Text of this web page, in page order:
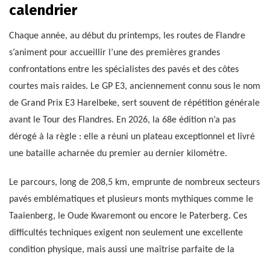
calendrier
Chaque année, au début du printemps, les routes de Flandre
s’animent pour accueillir l’une des premières grandes
confrontations entre les spécialistes des pavés et des côtes
courtes mais raides. Le GP E3, anciennement connu sous le nom
de Grand Prix E3 Harelbeke, sert souvent de répétition générale
avant le Tour des Flandres. En 2026, la 68e édition n’a pas
dérogé à la règle : elle a réuni un plateau exceptionnel et livré
une bataille acharnée du premier au dernier kilomètre.
Le parcours, long de 208,5 km, emprunte de nombreux secteurs
pavés emblématiques et plusieurs monts mythiques comme le
Taaienberg, le Oude Kwaremont ou encore le Paterberg. Ces
difficultés techniques exigent non seulement une excellente
condition physique, mais aussi une maîtrise parfaite de la